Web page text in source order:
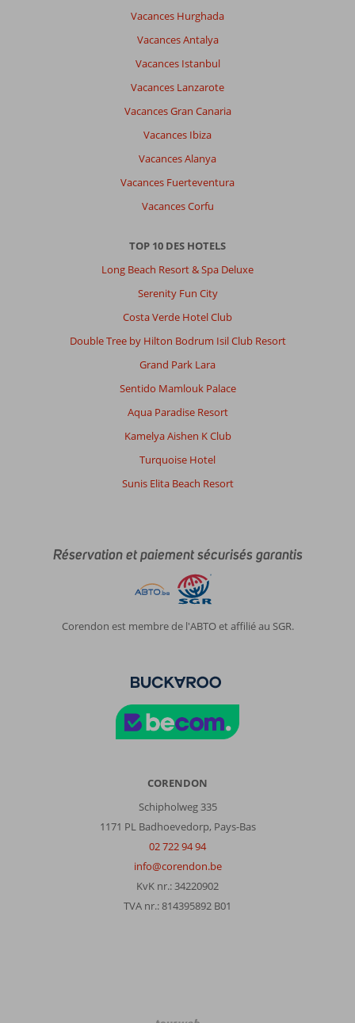
Vacances Hurghada
Vacances Antalya
Vacances Istanbul
Vacances Lanzarote
Vacances Gran Canaria
Vacances Ibiza
Vacances Alanya
Vacances Fuerteventura
Vacances Corfu
TOP 10 DES HOTELS
Long Beach Resort & Spa Deluxe
Serenity Fun City
Costa Verde Hotel Club
Double Tree by Hilton Bodrum Isil Club Resort
Grand Park Lara
Sentido Mamlouk Palace
Aqua Paradise Resort
Kamelya Aishen K Club
Turquoise Hotel
Sunis Elita Beach Resort
Réservation et paiement sécurisés garantis
Corendon est membre de l'ABTO et affilié au SGR.
CORENDON
Schipholweg 335
1171 PL Badhoevedorp, Pays-Bas
02 722 94 94
info@corendon.be
KvK nr.: 34220902
TVA nr.: 814395892 B01